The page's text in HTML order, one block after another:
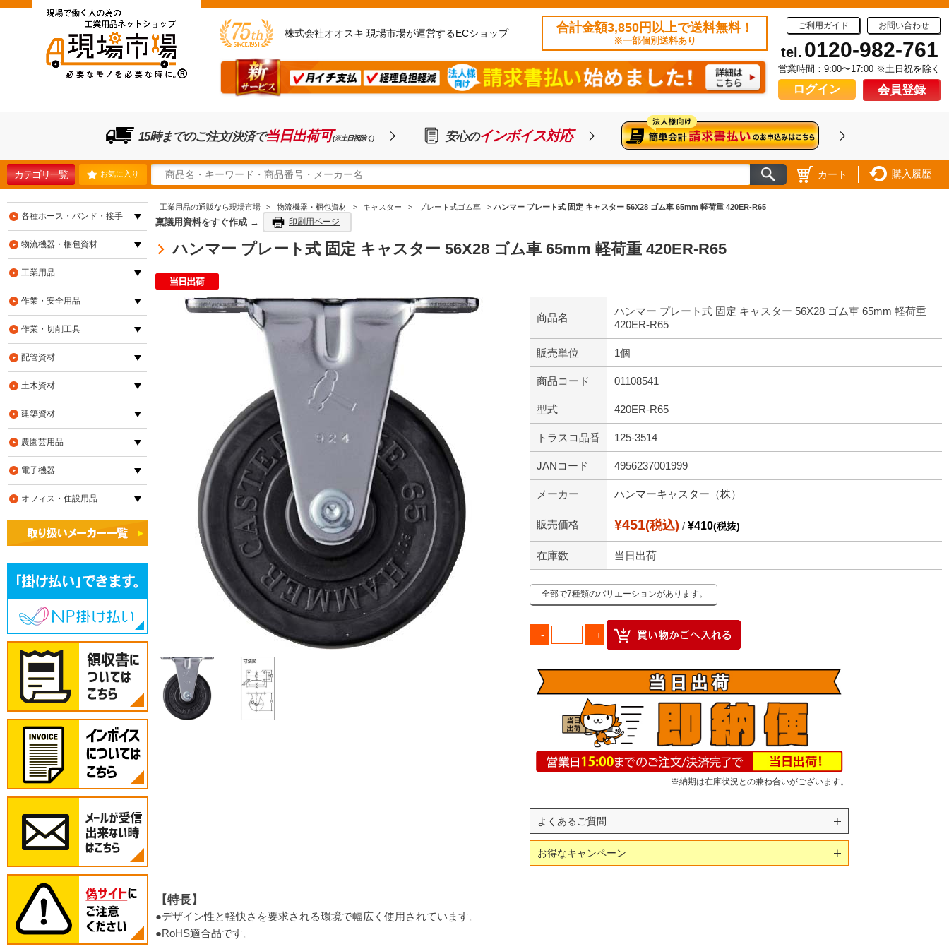
株式会社オオスキ 現場市場が運営するECショップ 合計金額3,850円以上で送料無料！
※一部個別送料あり
ご利用ガイド お問い合わせ
tel. 0120-982-761
営業時間：9:00〜17:00 ※土日祝を除く
ログイン 会員登録
15時までのご注文/決済で当日出荷可(※土日祝除く) 安心のインボイス対応
カテゴリ一覧 お気に入り カート 購入履歴
工業用品の通販なら現場市場 > 物流機器・梱包資材 > キャスター > プレート式ゴム車 > ハンマー プレート式 固定 キャスター 56X28 ゴム車 65mm 軽荷重 420ER-R65
稟議用資料をすぐ作成 → 印刷用ページ
ハンマー プレート式 固定 キャスター 56X28 ゴム車 65mm 軽荷重 420ER-R65
商品名
ハンマー プレート式 固定 キャスター 56X28 ゴム車 65mm 軽荷重
420ER-R65
販売単位 1個
商品コード 01108541
型式 420ER-R65
トラスコ品番 125-3514
JANコード 4956237001999
メーカー ハンマーキャスター（株）
販売価格 ¥451(税込) / ¥410(税抜)
在庫数 当日出荷
全部で7種類のバリエーションがあります。
※納期は在庫状況との兼ね合いがございます。
よくあるご質問
お得なキャンペーン
【特長】
●デザイン性と軽快さを要求される環境で幅広く使用されています。
●RoHS適合品です。
各種ホース・バンド・接手
物流機器・梱包資材
工業用品
作業・安全用品
作業・切削工具
配管資材
土木資材
建築資材
農園芸用品
電子機器
オフィス・住設用品